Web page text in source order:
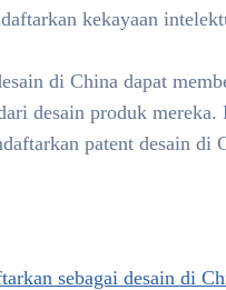
kekayaan
di China dapat
desain produk
patent desain di
sebagai desain di